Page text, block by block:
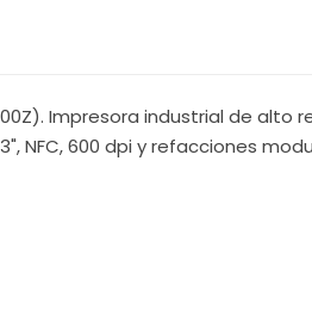
Impresora industrial de alto
NFC, 600 dpi y refacciones